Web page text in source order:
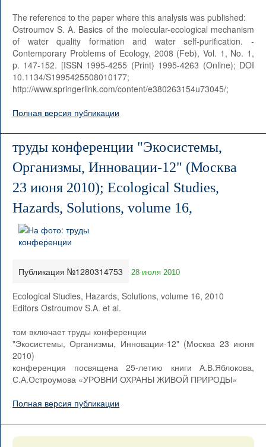
The reference to the paper where this analysis was published:
Ostroumov S. A. Basics of the molecular-ecological mechanism
of water quality formation and water self-purification. -
Contemporary Problems of Ecology, 2008 (Feb), Vol. 1, No. 1,
p. 147-152. [ISSN 1995-4255 (Print) 1995-4263 (Online); DOI
10.1134/S1995425508010177;
http://www.springerlink.com/content/e380263154u73045/;
Полная версия публикации
труды конференции "Экосистемы,
Организмы, Инновации-12" (Москва
23 июня 2010); Ecological Studies,
Hazards, Solutions, volume 16,
Публикация №1280314753 28 июля 2010
Ecological Studies, Hazards, Solutions, volume 16, 2010
Editors Ostroumov S.A. et al.
том включает труды конференции
"Экосистемы, Организмы, Инновации-12" (Москва 23 июня
2010)
конференция посвящена 25-летию книги А.В.Яблокова,
С.А.Остроумова «УРОВНИ ОХРАНЫ ЖИВОЙ ПРИРОДЫ»
Полная версия публикации